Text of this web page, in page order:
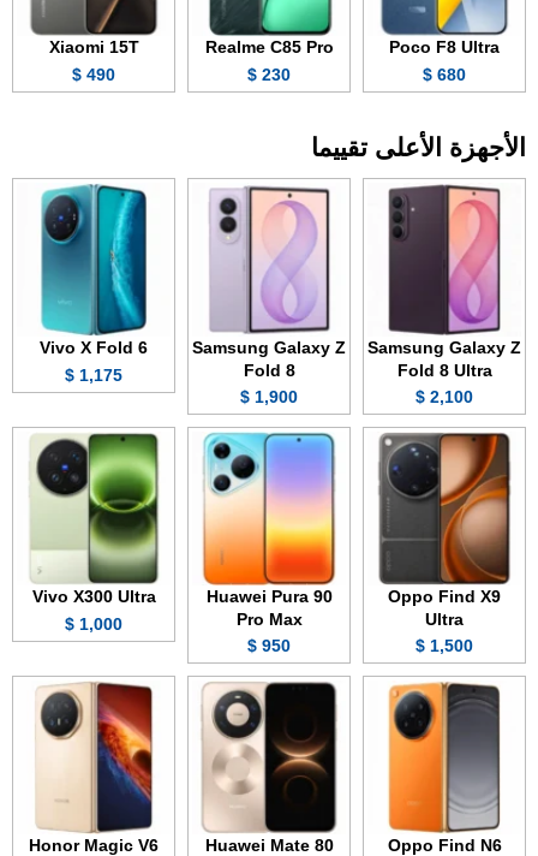
Poco F8 Ultra
680 $
Realme C85 Pro
230 $
Xiaomi 15T
490 $
الأجهزة الأعلى تقييما
Samsung Galaxy Z
Fold 8 Ultra
2,100 $
Samsung Galaxy Z
Fold 8
1,900 $
Vivo X Fold 6
1,175 $
Oppo Find X9
Ultra
1,500 $
Huawei Pura 90
Pro Max
950 $
Vivo X300 Ultra
1,000 $
Oppo Find N6
Huawei Mate 80
Honor Magic V6